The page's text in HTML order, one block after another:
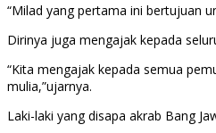
“Milad yang pertama ini bertujuan
Dirinya juga mengajak kepada
“Kita mengajak kepada semua
mulia,”ujarnya.
Laki-laki yang disapa akrab Bang